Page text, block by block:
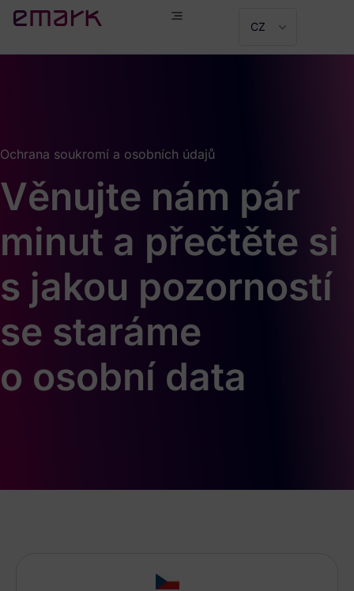
CZ
Ochrana soukromí a osobních údajů
Věnujte nám pár
minut a přečtěte si
s jakou pozorností
se staráme
o osobní data